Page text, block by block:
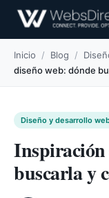
Inicio / Blog /
diseño web: dónde
Diseño y desarrollo
Inspiración
buscarla y